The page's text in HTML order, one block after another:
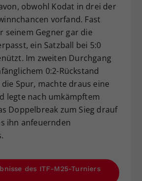
obwohl Kodat in drei der
vorfand. Fast
seinem Gegner gar die
ein Satzball bei 5:0
Im zweiten Durchgang
0:2-Rückstand
Spur, machte draus eine
legte nach umkämpftem
Doppelbreak zum Sieg drauf
ihn anfeuernden
des ITF-M25-Turniers